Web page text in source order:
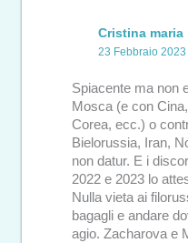
Cristina maria
23 Febbraio
Spiacente ma non
Mosca (e con
Corea, ecc.) o
Bielorussia, Iran,
non datur. E i
2022 e 2023 lo
Nulla vieta ai
bagagli e andare
agio. Zacharova e